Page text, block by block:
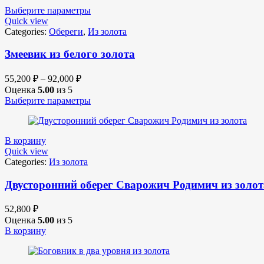
Выберите параметры
Quick view
Categories: Обереги, Из золота
Змеевик из белого золота
55,200 ₽ – 92,000 ₽
Оценка 5.00 из 5
Выберите параметры
В корзину
Quick view
Categories: Из золота
Двусторонний оберег Сварожич Родимич из
52,800 ₽
Оценка 5.00 из 5
В корзину